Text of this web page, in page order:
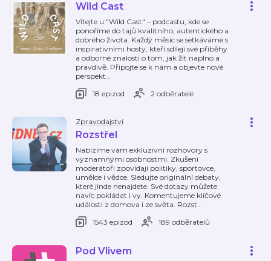
Wild Cast
Vítejte u "Wild Cast" – podcastu, kde se
ponoříme do tajů kvalitního, autentického a
dobrého života. Každý měsíc se setkáváme s
inspirativními hosty, kteří sdílejí své příběhy
a odborné znalosti o tom, jak žít naplno a
pravdivě. Připojte se k nám a objevte nové
perspekt…
18 epizod
2 odběratelé
Zpravodajství
Rozstřel
Nabízíme vám exkluzivní rozhovory s
významnými osobnostmi. Zkušení
moderátoři zpovídají politiky, sportovce,
umělce i vědce. Sledujte originální debaty,
které jinde nenajdete. Své dotazy můžete
navíc pokládat i vy. Komentujeme klíčové
události z domova i ze světa. Rozst…
1543 epizod
189 odběratelů
Pod Vlivem